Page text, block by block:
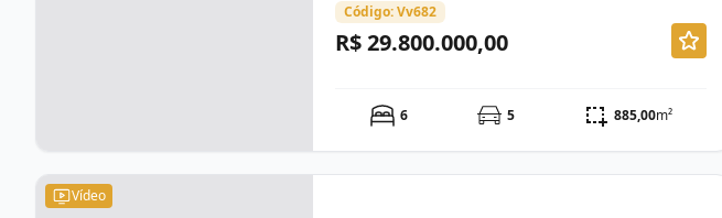
Código: Vv682
R$ 29.800.000,00
6 5 885,00m²
Vídeo